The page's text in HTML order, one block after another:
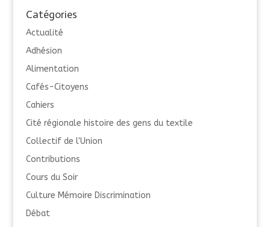
Catégories
Actualité
Adhésion
Alimentation
Cafés-Citoyens
Cahiers
Cité régionale histoire des gens du textile
Collectif de l'Union
Contributions
Cours du Soir
Culture Mémoire Discrimination
Débat